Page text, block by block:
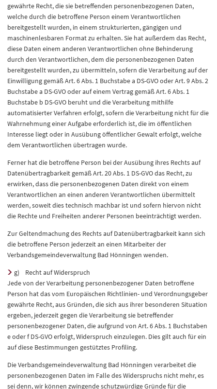
gewährte Recht, die sie betreffenden personenbezogenen Daten,
welche durch die betroffene Person einem Verantwortlichen
bereitgestellt wurden, in einem strukturierten, gängigen und
maschinenlesbaren Format zu erhalten. Sie hat außerdem das Recht,
diese Daten einem anderen Verantwortlichen ohne Behinderung
durch den Verantwortlichen, dem die personenbezogenen Daten
bereitgestellt wurden, zu übermitteln, sofern die Verarbeitung auf der
Einwilligung gemäß Art. 6 Abs. 1 Buchstabe a DS-GVO oder Art. 9 Abs. 2
Buchstabe a DS-GVO oder auf einem Vertrag gemäß Art. 6 Abs. 1
Buchstabe b DS-GVO beruht und die Verarbeitung mithilfe
automatisierter Verfahren erfolgt, sofern die Verarbeitung nicht für die
Wahrnehmung einer Aufgabe erforderlich ist, die im öffentlichen
Interesse liegt oder in Ausübung öffentlicher Gewalt erfolgt, welche
dem Verantwortlichen übertragen wurde.
Ferner hat die betroffene Person bei der Ausübung ihres Rechts auf
Datenübertragbarkeit gemäß Art. 20 Abs. 1 DS-GVO das Recht, zu
erwirken, dass die personenbezogenen Daten direkt von einem
Verantwortlichen an einen anderen Verantwortlichen übermittelt
werden, soweit dies technisch machbar ist und sofern hiervon nicht
die Rechte und Freiheiten anderer Personen beeinträchtigt werden.
Zur Geltendmachung des Rechts auf Datenübertragbarkeit kann sich
die betroffene Person jederzeit an einen Mitarbeiter der
Verbandsgemeindeverwaltung Bad Hönningen wenden.
g) Recht auf Widerspruch
Jede von der Verarbeitung personenbezogener Daten betroffene
Person hat das vom Europäischen Richtlinien- und Verordnungsgeber
gewährte Recht, aus Gründen, die sich aus ihrer besonderen Situation
ergeben, jederzeit gegen die Verarbeitung sie betreffender
personenbezogener Daten, die aufgrund von Art. 6 Abs. 1 Buchstaben
e oder f DS-GVO erfolgt, Widerspruch einzulegen. Dies gilt auch für ein
auf diese Bestimmungen gestütztes Profiling.
Die Verbandsgemeindeverwaltung Bad Hönningen verarbeitet die
personenbezogenen Daten im Falle des Widerspruchs nicht mehr, es
sei denn, wir können zwingende schutzwürdige Gründe für die